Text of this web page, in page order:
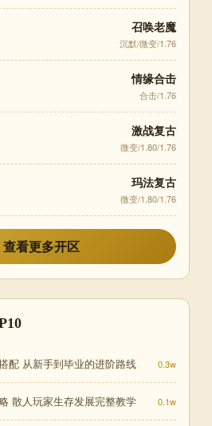
召唤老魔
沉默/微变/1.76
情缘合击
合击/1.76
激战复古
微变/1.80/1.76
玛法复古
微变/1.80/1.76
查看更多开区
配 从新手到毕业的进阶路线 0.3w
散人玩家生存发展完整教学 0.1w